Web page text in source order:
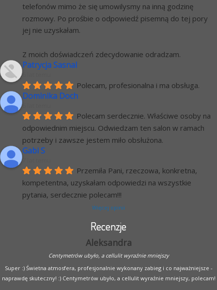
telefonów mimo że się umowilysmy na inną godzinę
rozmowy. Po prośbie o odpowiedź pisemną do tej pory
jej nie uzyskałam.
Z moich doświadczeń zdecydowanie odradzam.
Patrycja Sasnal
Polecam, profesionalna i ma obsługa.
Dominika Doch
Polecam serdecznie. Właściwe osoby na
odpowiednim miejscu. Odwiedzam ten salon w ramach
potrzeby i zawsze jestem miło obsłużona.
Gabi S
Przemiła Pani, rzeczowa, konkretna,
kompetentna, uzyskałam odpowiedzi na wszystkie
pytania, serdecznie polecam!!!
Więcej opinii
Recenzje
Aleksandra
Centymetrów ubyło, a cellulit wyraźnie mniejszy
Super :) Świetna atmosfera, profesjonalnie wykonany zabieg i co najważniejsze -
naprawdę skuteczny! :) Centymetrów ubyło, a cellulit wyraźnie mniejszy, polecam!